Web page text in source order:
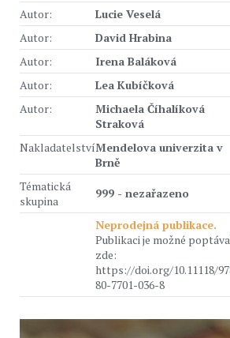
Autor:
Lucie Veselá
Autor:
David Hrabina
Autor:
Irena Baláková
Autor:
Lea Kubíčková
Autor:
Michaela Číhalíková
Straková
NakladatelstvíMendelova univerzita v
Brně
Tématická
skupina
999 - nezařazeno
Neprodejná publikace.
Publikaci je možné
zde:
https://doi.org/10.11118/
80-7701-036-8